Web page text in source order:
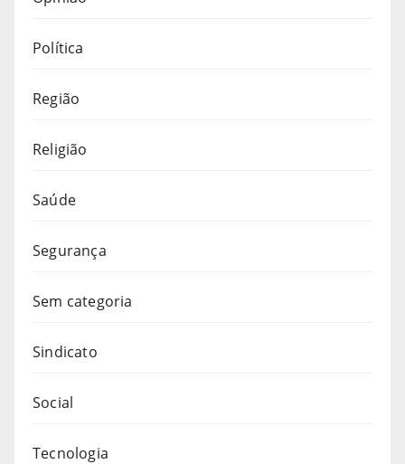
Política
Região
Religião
Saúde
Segurança
Sem categoria
Sindicato
Social
Tecnologia